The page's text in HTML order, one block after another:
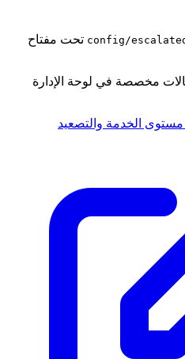
config/ تحت مفتاح
مخصصة في لوحة الإدارة
مستوى الخدمة والتصعيد